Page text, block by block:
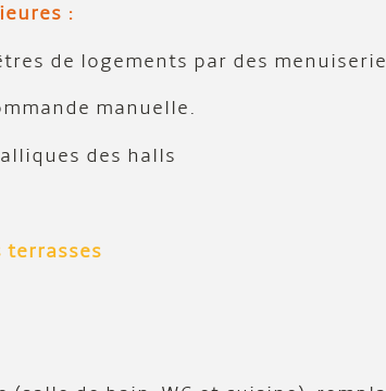
:
de logements par des
manuelle.
des halls
terrasses